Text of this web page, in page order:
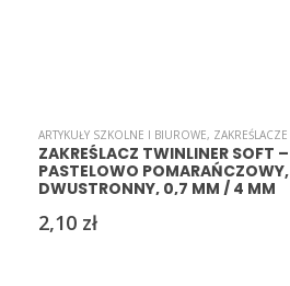
ARTYKUŁY SZKOLNE I BIUROWE, ZAKREŚLACZE
ZAKREŚLACZ TWINLINER SOFT –
PASTELOWO POMARAŃCZOWY,
DWUSTRONNY, 0,7 MM / 4 MM
2,10 zł